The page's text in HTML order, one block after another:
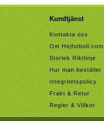
Kundtjänst
Kontakta oss
Om Hejfotboll.com
Storlek Riktlinje
Hur man beställer
Integritetspolicy
Frakt & Retur
Regler & Villkor